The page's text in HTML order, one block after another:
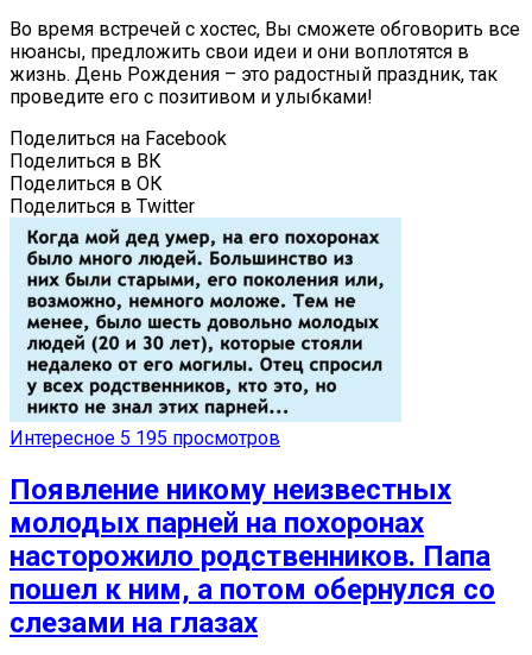
Во время встречей с хостес, Вы сможете обговорить все
нюансы, предложить свои идеи и они воплотятся в
жизнь. День Рождения – это радостный праздник, так
проведите его с позитивом и улыбками!
Поделиться на Facebook
Поделиться в ВК
Поделиться в ОК
Поделиться в Twitter
Интересное 5 195 просмотров
Появление никому неизвестных
молодых парней на похоронах
насторожило родственников. Папа
пошел к ним, а потом обернулся со
слезами на глазах